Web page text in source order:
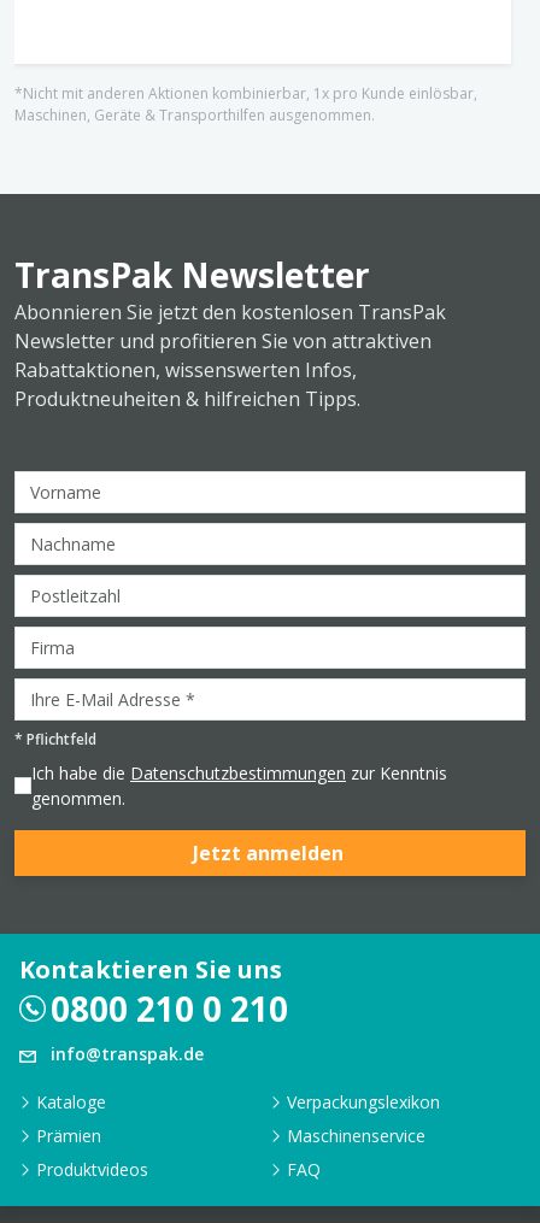
*Nicht mit anderen Aktionen kombinierbar, 1x pro Kunde einlösbar,
Maschinen, Geräte & Transporthilfen ausgenommen.
TransPak Newsletter
Abonnieren Sie jetzt den kostenlosen TransPak
Newsletter und profitieren Sie von attraktiven
Rabattaktionen, wissenswerten Infos,
Produktneuheiten & hilfreichen Tipps.
* Pflichtfeld
Ich habe die Datenschutzbestimmungen zur Kenntnis
genommen.
Jetzt anmelden
Kontaktieren Sie uns
0800 210 0 210
info@transpak.de
Kataloge
Verpackungslexikon
Prämien
Maschinenservice
Produktvideos
FAQ